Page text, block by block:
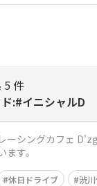
5 件
:#イニシャルD
レーシングカフェ
ます。
休日ドライブ 渋